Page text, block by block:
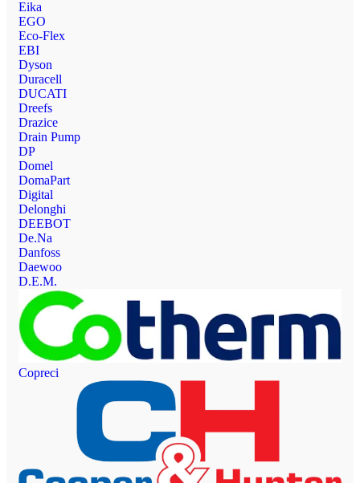
Eika
EGO
Eco-Flex
EBI
Dyson
Duracell
DUCATI
Dreefs
Drazice
Drain Pump
DP
Domel
DomaPart
Digital
Delonghi
DEEBOT
De.Na
Danfoss
Daewoo
D.E.M.
Copreci